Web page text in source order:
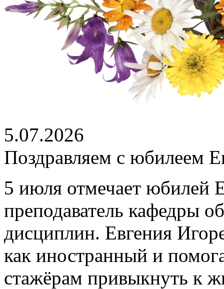
5.07.2026
Поздравляем с юбилеем
5 июля отмечает юбилей
преподаватель кафедры
дисциплин. Евгения
как иностранный и
стажёрам привыкнуть к